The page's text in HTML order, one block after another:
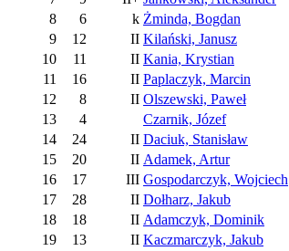
8
6 k Żminda, Bogdan
9
12 II Kilański, Janusz
10
11 II Kania, Krystian
11
16 II Paplaczyk, Marcin
12
8 II Olszewski, Paweł
13
4 Czarnik, Józef
14
24 II Daciuk, Stanisław
15
20 II Adamek, Artur
16
17 III Gospodarczyk, Wojciech
17
28 II Dołharz, Jakub
18
18 II Adamczyk, Dominik
19
13 II Kaczmarczyk, Jakub